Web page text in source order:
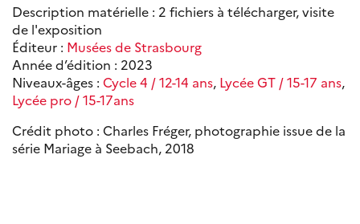
Description matérielle : 2 fichiers à télécharger, visite
de l'exposition
Éditeur : Musées de Strasbourg
Année d’édition : 2023
Niveaux-âges : Cycle 4 / 12-14 ans, Lycée GT / 15-17 ans,
Lycée pro / 15-17ans
Crédit photo : Charles Fréger, photographie issue de la
série Mariage à Seebach, 2018